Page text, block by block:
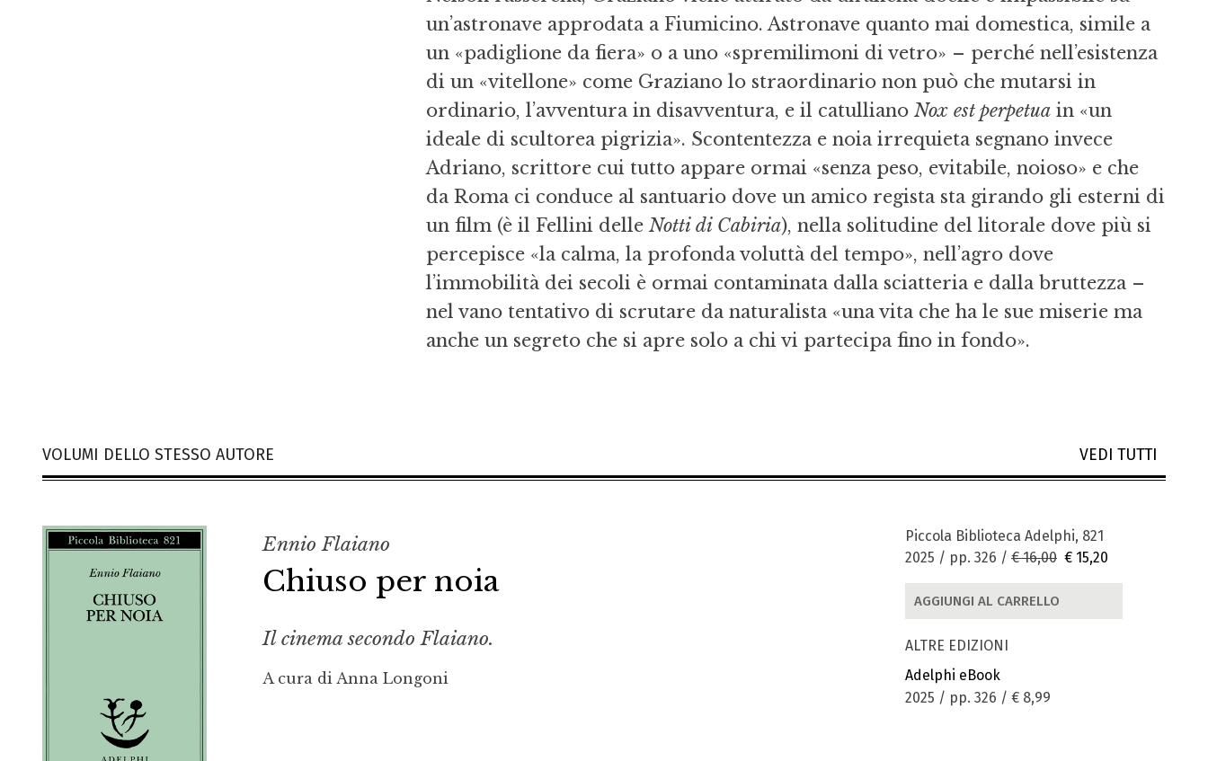
un’astronave approdata a Fiumicino. Astronave quanto mai domestica, simile a
un «padiglione da fiera» o a uno «spremilimoni di vetro» – perché nell’esistenza
di un «vitellone» come Graziano lo straordinario non può che mutarsi in
ordinario, l’avventura in disavventura, e il catulliano Nox est perpetuain «un
ideale di scultorea pigrizia». Scontentezza e noia irrequieta segnano invece
Adriano, scrittore cui tutto appare ormai «senza peso, evitabile, noioso» e che
da Roma ci conduce al santuario dove un amico regista sta girando gli esterni di
un film (è il Fellini delle Notti di Cabiria), nella solitudine del litorale dove più si
percepisce «la calma, la profonda voluttà del tempo», nell’agro dove
l’immobilità dei secoli è ormai contaminata dalla sciatteria e dalla bruttezza –
nel vano tentativo di scrutare da naturalista «una vita che ha le sue miserie ma
anche un segreto che si apre solo a chi vi partecipa fino in fondo».
VOLUMI DELLO STESSO AUTORE VEDI TUTTI
Ennio Flaiano
Chiuso per noia
Il cinema secondo Flaiano.
A cura di Anna Longoni
Piccola Biblioteca Adelphi, 821
2025 / pp. 326 / € 16,00 € 15,20
AGGIUNGI AL CARRELLO
ALTRE EDIZIONI
Adelphi eBook
2025 / pp. 326 / € 8,99